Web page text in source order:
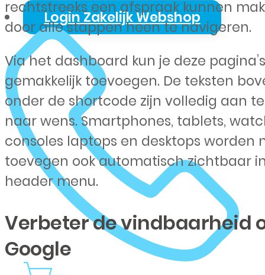
Login Zakelijk Webshop
rechtstreeks een afspraak kunnen
door alle stappen heen te navigeren.
Via het dashboard kun je deze pagina’s
gemakkelijk toevoegen. De teksten
onder de shortcode zijn volledig aan
naar wens. Smartphones, tablets,
consoles laptops en desktops worden
toevegen ook automatisch zichtbaar
header menu.
Verbeter de vindbaarheid
Google